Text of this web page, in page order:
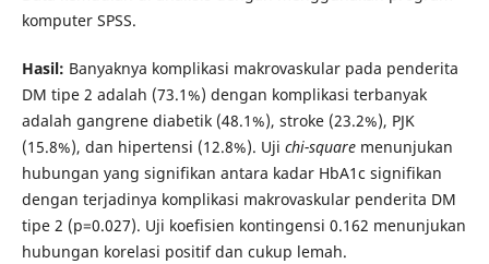
komputer SPSS.
Hasil: Banyaknya komplikasi makrovaskular pada penderita
DM tipe 2 adalah (73.1%) dengan komplikasi terbanyak
adalah gangrene diabetik (48.1%), stroke (23.2%), PJK
(15.8%), dan hipertensi (12.8%). Uji chi-squaremenunjukan
hubungan yang signifikan antara kadar HbA1c signifikan
dengan terjadinya komplikasi makrovaskular penderita DM
tipe 2 (p=0.027). Uji koefisien kontingensi 0.162 menunjukan
hubungan korelasi positif dan cukup lemah.